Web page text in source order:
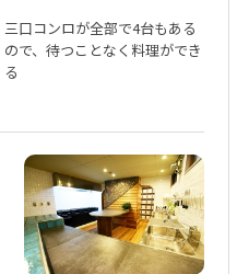
三口コンロが全部で4台もある
ので、待つことなく料理ができ
る